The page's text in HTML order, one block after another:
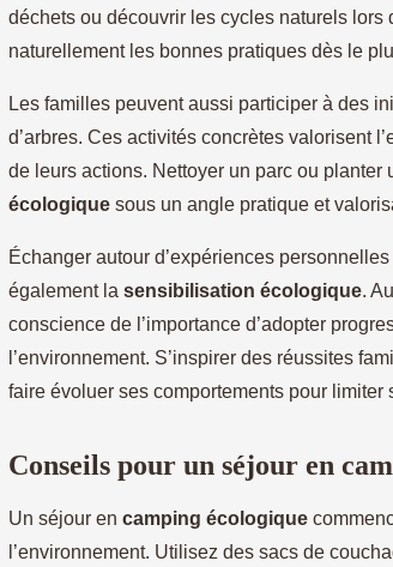
déchets ou découvrir les cycles naturels
naturellement les bonnes pratiques dès le
Les familles peuvent aussi participer à des
d’arbres. Ces activités concrètes valorisent
de leurs actions. Nettoyer un parc ou planter
écologique sous un angle pratique et
Échanger autour d’expériences
également la sensibilisation écologique.
conscience de l’importance d’adopter
l’environnement. S’inspirer des réussites
faire évoluer ses comportements pour limiter
Conseils pour un séjour en
Un séjour en camping écologique
l’environnement. Utilisez des sacs de